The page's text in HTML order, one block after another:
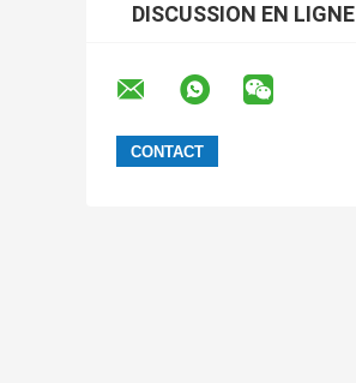
DISCUSSION EN LIGNE